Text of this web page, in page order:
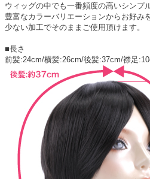
ウィッグの中でも一番頻度の高いシンプ
豊富なカラーバリエーションからお好み
少ない加工でそのままご使用頂けます。
■長さ
前髪:24cm/横髪:26cm/後髪:37cm/襟足